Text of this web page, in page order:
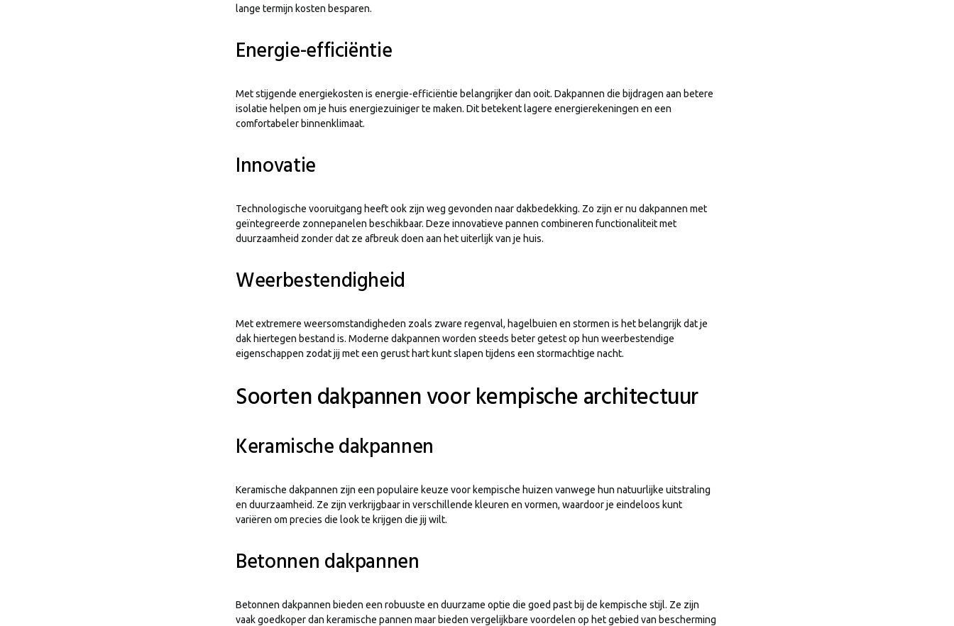
lange termijn kosten besparen.
Energie-efficiëntie
Met stijgende energiekosten is energie-efficiëntie belangrijker dan ooit. Dakpannen die bijdragen aan betere
isolatie helpen om je huis energiezuiniger te maken. Dit betekent lagere energierekeningen en een
comfortabeler binnenklimaat.
Innovatie
Technologische vooruitgang heeft ook zijn weg gevonden naar dakbedekking. Zo zijn er nu dakpannen met
geïntegreerde zonnepanelen beschikbaar. Deze innovatieve pannen combineren functionaliteit met
duurzaamheid zonder dat ze afbreuk doen aan het uiterlijk van je huis.
Weerbestendigheid
Met extremere weersomstandigheden zoals zware regenval, hagelbuien en stormen is het belangrijk dat je
dak hiertegen bestand is. Moderne dakpannen worden steeds beter getest op hun weerbestendige
eigenschappen zodat jij met een gerust hart kunt slapen tijdens een stormachtige nacht.
Soorten dakpannen voor kempische architectuur
Keramische dakpannen
Keramische dakpannen zijn een populaire keuze voor kempische huizen vanwege hun natuurlijke uitstraling
en duurzaamheid. Ze zijn verkrijgbaar in verschillende kleuren en vormen, waardoor je eindeloos kunt
variëren om precies die look te krijgen die jij wilt.
Betonnen dakpannen
Betonnen dakpannen bieden een robuuste en duurzame optie die goed past bij de kempische stijl. Ze zijn
vaak goedkoper dan keramische pannen maar bieden vergelijkbare voordelen op het gebied van bescherming